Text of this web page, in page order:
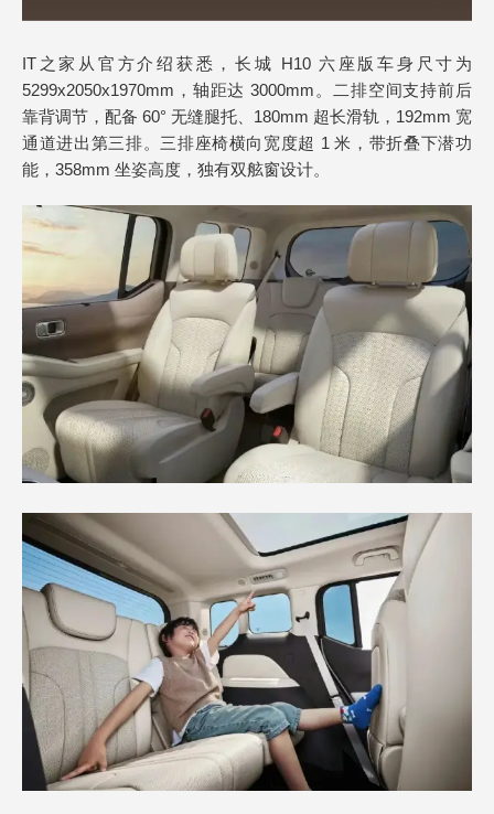
IT之家从官方介绍获悉，长城 H10 六座版车身尺寸为
5299x2050x1970mm，轴距达 3000mm。二排空间支持前后
靠背调节，配备 60° 无缝腿托、180mm 超长滑轨，192mm 宽
通道进出第三排。三排座椅横向宽度超 1 米，带折叠下潜功
能，358mm 坐姿高度，独有双舷窗设计。